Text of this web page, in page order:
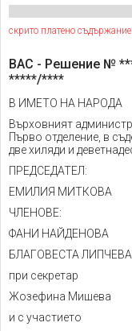
скрито платено
ВАС - Решение №
*****/****
В ИМЕТО НА НАРОДА
Върховният
Първо отделение, в
две хиляди и
ПРЕДСЕДАТЕЛ:
ЕМИЛИЯ МИТКОВА
ЧЛЕНОВЕ:
ФАНИ НАЙДЕНОВА
БЛАГОВЕСТА ЛИПЧЕВА
при секретар
Жозефина Мишева
и с участието